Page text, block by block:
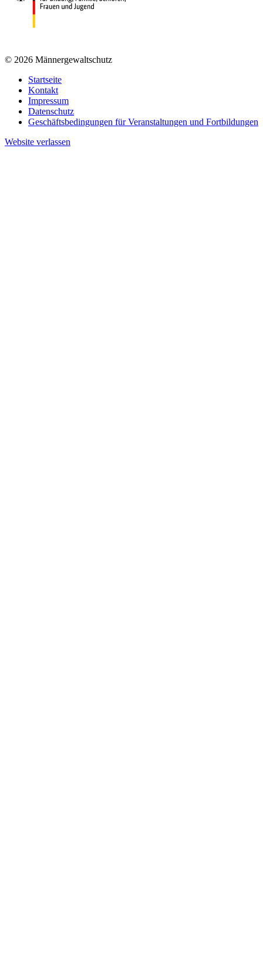
© 2026 Männergewaltschutz
Startseite
Kontakt
Impressum
Datenschutz
Geschäftsbedingungen für Veranstaltungen und Fortbildungen
Website verlassen